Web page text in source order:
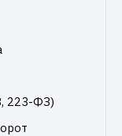
223-ФЗ)